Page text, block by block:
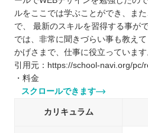
ルをここでは学ぶことができ、ま
で、 最新のスキルを習得する事が
では、非常に聞きづらい事も教え
かげさまで、仕事に役立っています
引用元：https://school-navi.org/pc/
・料金
スクロールできます
カリキュラム